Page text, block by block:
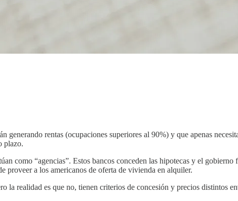
generando rentas (ocupaciones superiores al 90%) y que apenas
plazo.
como “agencias”. Estos bancos conceden las hipotecas y el
proveer a los americanos de oferta de vivienda en alquiler.
la realidad es que no, tienen criterios de concesión y precios distintos